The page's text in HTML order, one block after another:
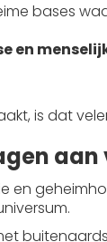
bases
en
is dat